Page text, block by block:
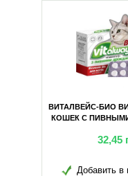
ВИТАЛВЕЙС-БИО
КОШЕК С
32,45
Добавить в